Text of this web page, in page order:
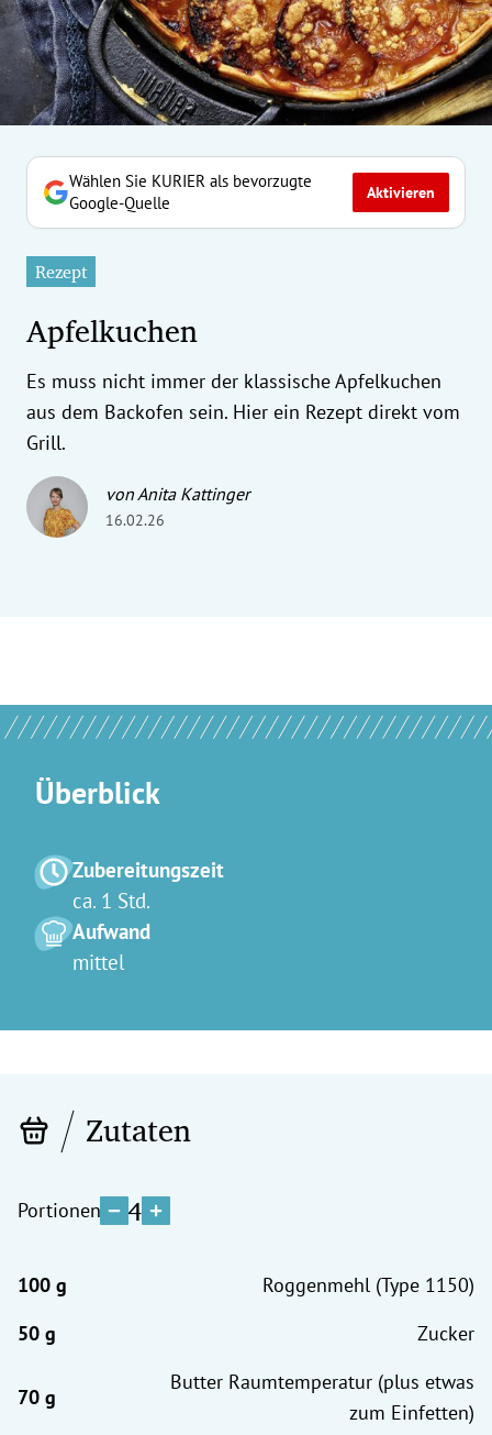
Untermenü
Untermenü
Untermenü
Untermenü
Untermenü
Untermenü
Untermenü
Untermenü
Untermenü
Wählen Sie KURIER als bevorzugte
Google-Quelle
Aktivieren
Rezept
Apfelkuchen
Es muss nicht immer der klassische Apfelkuchen
aus dem Backofen sein. Hier ein Rezept direkt vom
Grill.
von Anita Kattinger
16.02.26
Überblick
Zubereitungszeit
ca. 1 Std.
Aufwand
mittel
Zutaten
Portionen 4
Roggenmehl (Type 1150)
Zucker
Butter Raumtemperatur (plus etwas
zum Einfetten)